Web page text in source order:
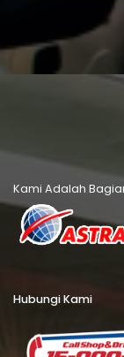
Kami Adalah
Hubungi Kami